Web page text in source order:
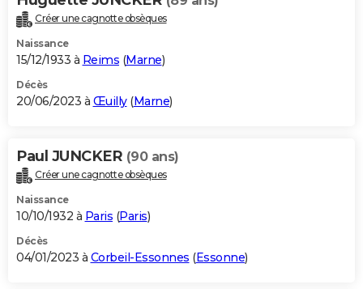
Créer une cagnotte obsèques
Naissance
15/12/1933 à Reims (Marne)
Décès
20/06/2023 à Œuilly(Marne)
Paul JUNCKER (90 ans)
Créer une cagnotte obsèques
Naissance
10/10/1932 à Paris (Paris)
Décès
04/01/2023 à Corbeil-Essonnes (Essonne)